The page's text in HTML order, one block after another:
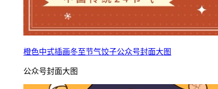
橙色中式插画冬至节气饺子公众号封面大图
公众号封面大图